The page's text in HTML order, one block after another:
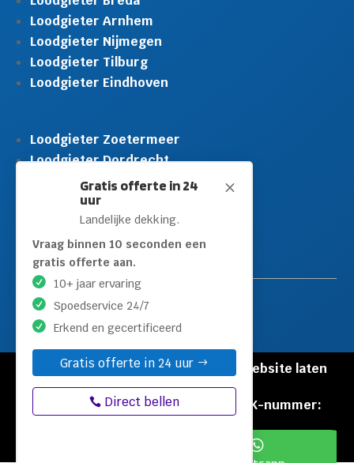
M
Gratis offerte in 24
uur
Landelijke dekking.
Vraag binnen 10 seconden een
gratis offerte aan.
10+ jaar ervaring
Spoedservice 24/7
Erkend en gecertificeerd
Gratis offerte in 24 uur
Direct bellen
Loodgieter Arnhem
Loodgieter Nijmegen
Loodgieter Tilburg
Loodgieter Eindhoven
Loodgieter Zoetermeer
Loodgieter Dordrecht
Loodgieter Rijswijk
Loodgieter Schiedam
Loodgieter Leidschendam
Loodgieter Hilversum
© Copyright Loodgieters Kwartier |
Website laten
maken door Flexamedia
Privacyverklaring|Disclaimer
KVK-nummer:
